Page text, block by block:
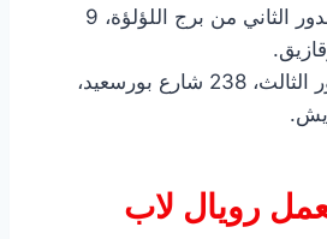
فرع الزقازيق: الدور الثاني من برج اللؤلؤة، 9
فرع بلبيس: الدور الثالث، 238 شارع بورسعيد،
رويال لاب